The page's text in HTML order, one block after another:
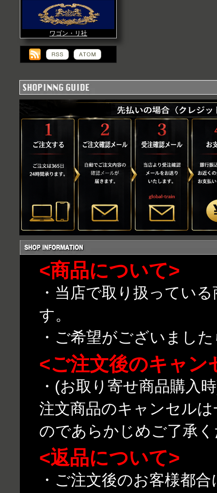
ワゴン・リ社
<商品について>
・当店で取り扱ってい
す。
・ご希望がございまし
<ご注文後のキャン
・(お取り寄せ商品購入
注文商品のキャンセル
のであらかじめご了承
<返品について>
・ご注文後のお客様都